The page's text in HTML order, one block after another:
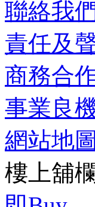
聯絡我
責任及
商務合
事業良
網站地圖
樓上舖